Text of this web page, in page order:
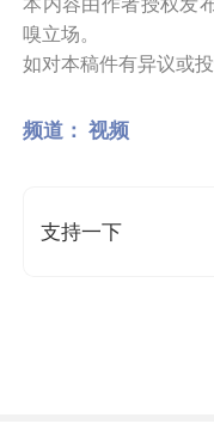
本内容由作者授权发
嗅立场。
如对本稿件有异议或
频道： 视频
支持一下